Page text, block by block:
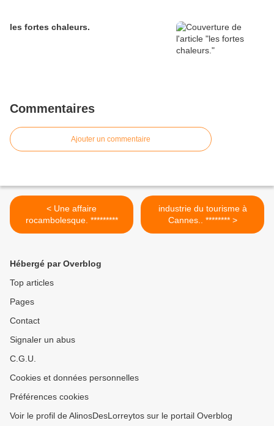
les fortes chaleurs.
Commentaires
Ajouter un commentaire
< Une affaire
rocambolesque. *********
industrie du tourisme à
Cannes.. ******** >
Hébergé par Overblog
Top articles
Pages
Contact
Signaler un abus
C.G.U.
Cookies et données personnelles
Préférences cookies
Voir le profil de AlinosDesLorreytos sur le portail Overblog